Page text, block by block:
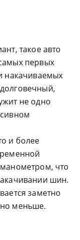
такое авто
первых
накачиваемых
не одно
и более
что
шин.
заметно
меньше.